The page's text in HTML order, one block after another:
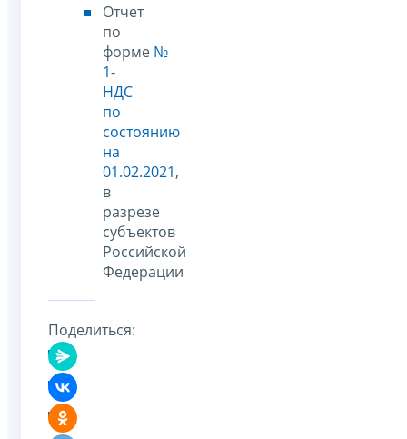
Отчет
по
форме №
1-
НДС
по
состоянию
на
01.02.2021,
в
разрезе
субъектов
Российской
Федерации
Поделиться: